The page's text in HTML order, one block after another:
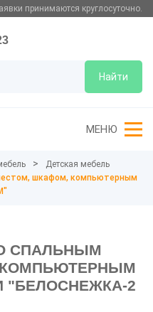
принимаются круглосуточно.
Найти
МЕНЮ
Детская мебель
шкафом, компьютерным
СПАЛЬНЫМ
"БЕЛОСНЕЖКА-2